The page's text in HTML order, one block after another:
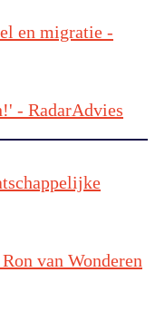
en migratie -
- RadarAdvies
van Wonderen